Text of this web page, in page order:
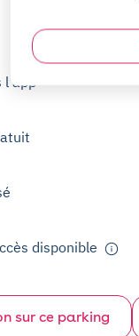
l'app
disponible
sur ce parking